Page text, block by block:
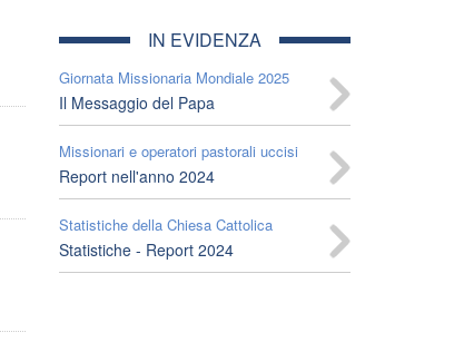
IN EVIDENZA
Giornata Missionaria Mondiale 2025
Il Messaggio del Papa
Missionari e operatori pastorali uccisi
Report nell'anno 2024
Statistiche della Chiesa Cattolica
Statistiche - Report 2024